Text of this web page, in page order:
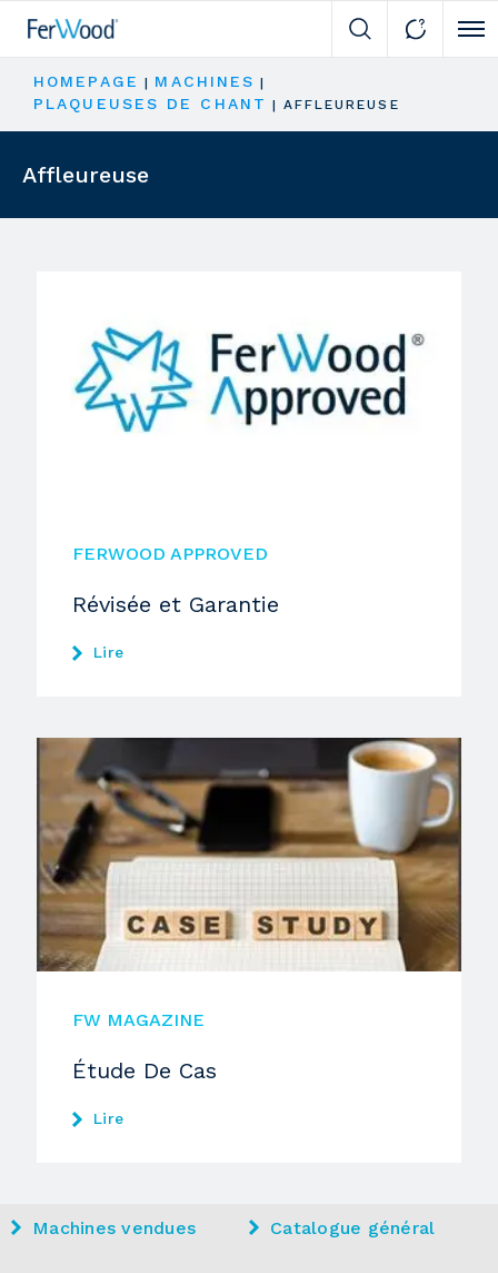
HOMEPAGE | MACHINES |
PLAQUEUSES DE CHANT | AFFLEUREUSE
Affleureuse
FERWOOD APPROVED
Révisée et Garantie
Lire
FW MAGAZINE
Étude De Cas
Lire
Machines vendues Catalogue général